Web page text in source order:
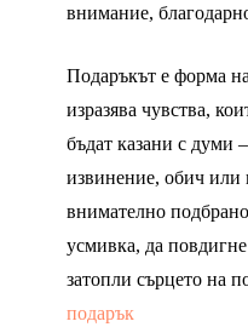
внимание,
Подаръкът е форма
изразява чувства,
бъдат казани с думи
извинение, обич или
внимателно
усмивка, да
затопли сърцето на
подарък